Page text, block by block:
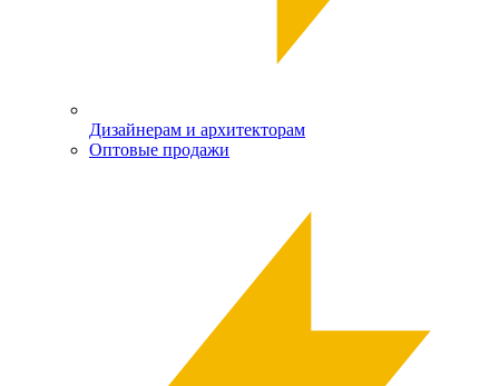
Дизайнерам и архитекторам
Оптовые продажи